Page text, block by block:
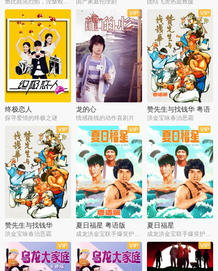
燃比娃浴烈焰，涅槃蜕变成人 国产家庭伦理剧 团结飞虎热血救援
终极恋人
探寻爱情的终极之谜
龙的心
情感路线的动作喜剧片
赞先生与找钱华 粤语
版
洪金宝咏春治恶霸
赞先生与找钱华
洪金宝咏春治恶霸
夏日福星 粤语版
成龙洪金宝联手爆笑护美女
夏日福星
成龙洪金宝联手爆笑护美女